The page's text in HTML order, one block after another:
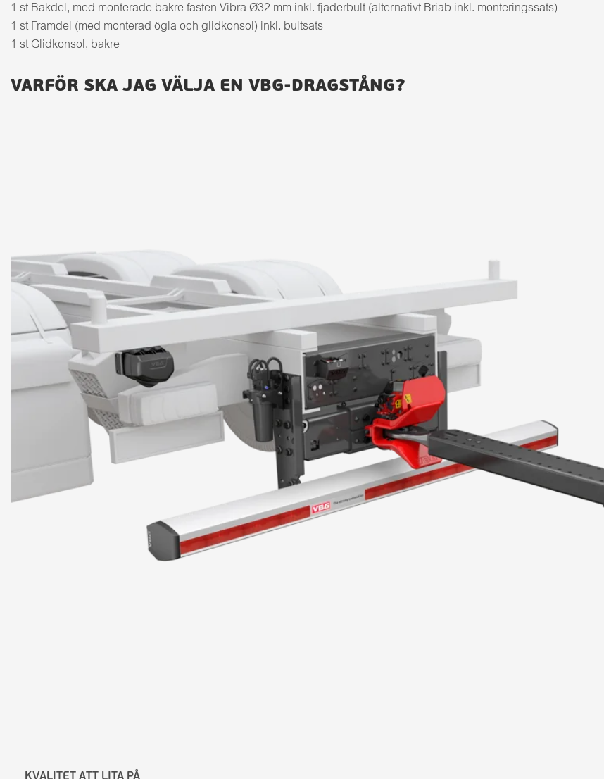
1 st Bakdel, med monterade bakre fästen Vibra Ø32 mm inkl. fjäderbult (alternativt Briab inkl. monteringssats)
1 st Framdel (med monterad ögla och glidkonsol) inkl. bultsats
1 st Glidkonsol, bakre
VARFÖR SKA JAG VÄLJA EN VBG-DRAGSTÅNG?